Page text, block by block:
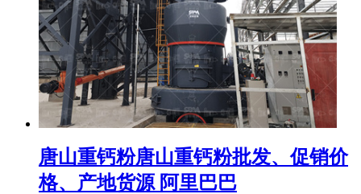
唐山重钙粉唐山重钙粉批发、促销价
格、产地货源 阿里巴巴